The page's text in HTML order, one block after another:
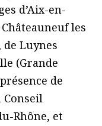
d’Aix-en-
les
Luynes
(Grande
de
Conseil
Rhône, et